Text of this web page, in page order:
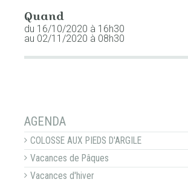
Quand
du 16/10/2020 à 16h30
au 02/11/2020 à 08h30
NAVIGATION
AGENDA
COLOSSE AUX PIEDS D'ARGILE
Vacances de Pâques
Vacances d'hiver